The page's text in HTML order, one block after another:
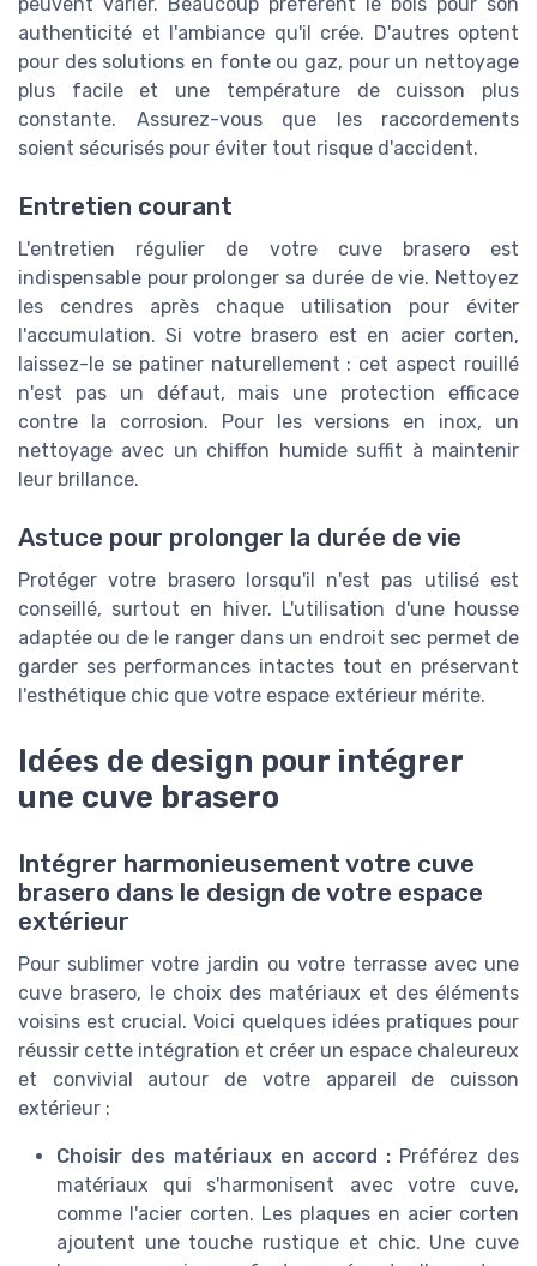
authenticité et l'ambiance qu'il crée. D'autres optent
pour des solutions en fonte ou gaz, pour un nettoyage
plus facile et une température de cuisson plus
constante. Assurez-vous que les raccordements
soient sécurisés pour éviter tout risque d'accident.
Entretien courant
L'entretien régulier de votre cuve brasero est
indispensable pour prolonger sa durée de vie. Nettoyez
les cendres après chaque utilisation pour éviter
l'accumulation. Si votre brasero est en acier corten,
laissez-le se patiner naturellement : cet aspect rouillé
n'est pas un défaut, mais une protection efficace
contre la corrosion. Pour les versions en inox, un
nettoyage avec un chiffon humide suffit à maintenir
leur brillance.
Astuce pour prolonger la durée de vie
Protéger votre brasero lorsqu'il n'est pas utilisé est
conseillé, surtout en hiver. L'utilisation d'une housse
adaptée ou de le ranger dans un endroit sec permet de
garder ses performances intactes tout en préservant
l'esthétique chic que votre espace extérieur mérite.
Idées de design pour intégrer
une cuve brasero
Intégrer harmonieusement votre cuve
brasero dans le design de votre espace
extérieur
Pour sublimer votre jardin ou votre terrasse avec une
cuve brasero, le choix des matériaux et des éléments
voisins est crucial. Voici quelques idées pratiques pour
réussir cette intégration et créer un espace chaleureux
et convivial autour de votre appareil de cuisson
extérieur :
Choisir des matériaux en accord : Préférez des
matériaux qui s'harmonisent avec votre cuve,
comme l'acier corten. Les plaques en acier corten
ajoutent une touche rustique et chic. Une cuve